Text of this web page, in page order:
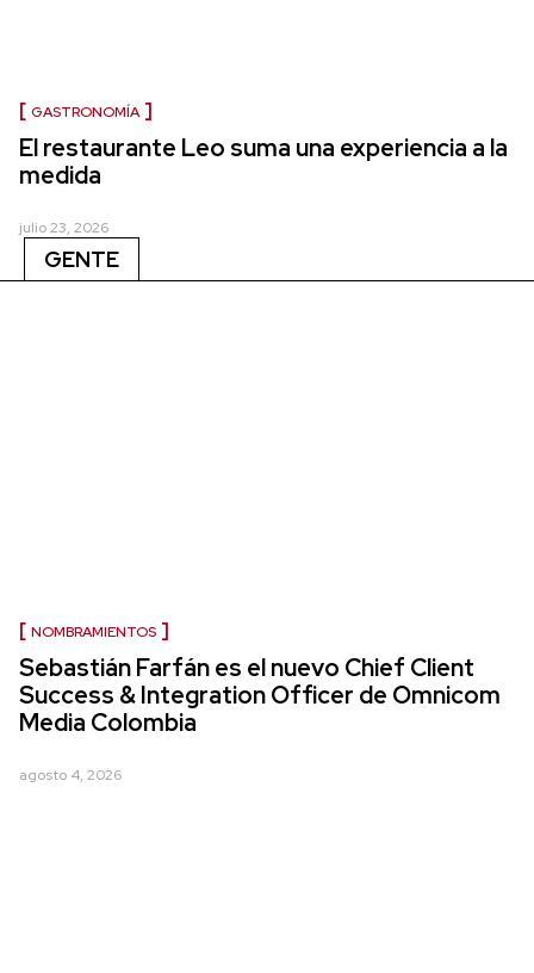
GASTRONOMÍA
El restaurante Leo suma una experiencia a la
medida
julio 23, 2026
GENTE
NOMBRAMIENTOS
Sebastián Farfán es el nuevo Chief Client
Success & Integration Officer de Omnicom
Media Colombia
agosto 4, 2026